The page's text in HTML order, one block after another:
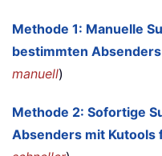
Methode 1: Manuelle
bestimmten
manuell)
Methode 2: Sofortige
Absenders mit Kutools